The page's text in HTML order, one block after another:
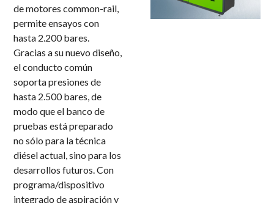
de motores common-rail,
permite ensayos con
hasta 2.200 bares.
Gracias a su nuevo diseño,
el conducto común
soporta presiones de
hasta 2.500 bares, de
modo que el banco de
pruebas está preparado
no sólo para la técnica
diésel actual, sino para los
desarrollos futuros. Con
programa/dispositivo
integrado de aspiración y